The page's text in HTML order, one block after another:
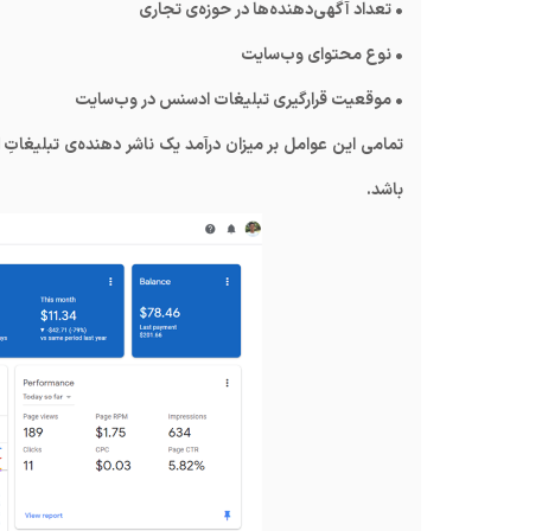
• تعداد آگهی‌دهنده‌ها در حوزه‌ی تجاری
• نوع محتوای وب‌سایت
• موقعیت قرارگیری تبلیغات ادسنس در وب‌سایت
تمامی این عوامل بر میزان درآمد یک ناشر دهنده‌ی
باشد.